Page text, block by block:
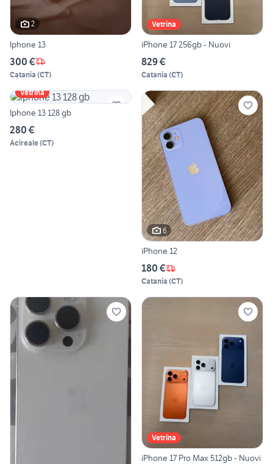
2
Iphone 13
300 €
Catania (CT)
Vetrina
iPhone 17 256gb - Nuovi
829 €
Catania (CT)
Vetrina
Iphone 13 128 gb
280 €
Acireale(CT)
6
iPhone 12
180 €
Catania (CT)
Vetrina
iPhone 17 Pro Max 512gb - Nuovi